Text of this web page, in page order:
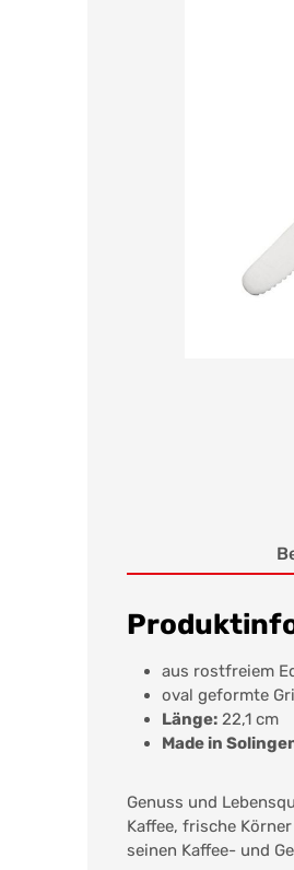
aus rostfreiem
oval geformte
Länge: 22,1 cm
Made in
Genuss und
Kaffee, frische
seinen Kaffee- und